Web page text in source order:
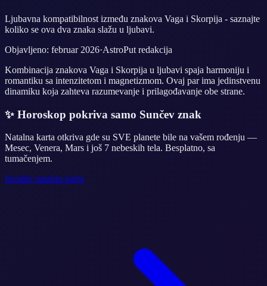
Ljubavna kompatibilnost između znakova Vaga i Skorpija - saznajte
koliko se ova dva znaka slažu u ljubavi.
Objavljeno: februar 2026·AstroPut redakcija
Kombinacija znakova Vaga i Skorpija u ljubavi spaja harmoniju i
romantiku sa intenzitetom i magnetizmom. Ovaj par ima jedinstvenu
dinamiku koja zahteva razumevanje i prilagođavanje obe strane.
✨ Horoskop pokriva samo Sunčev znak
Natalna karta otkriva gde su SVE planete bile na vašem rođenju —
Mesec, Venera, Mars i još 7 nebeskih tela. Besplatno, sa
tumačenjem.
Izradite natalnu kartu